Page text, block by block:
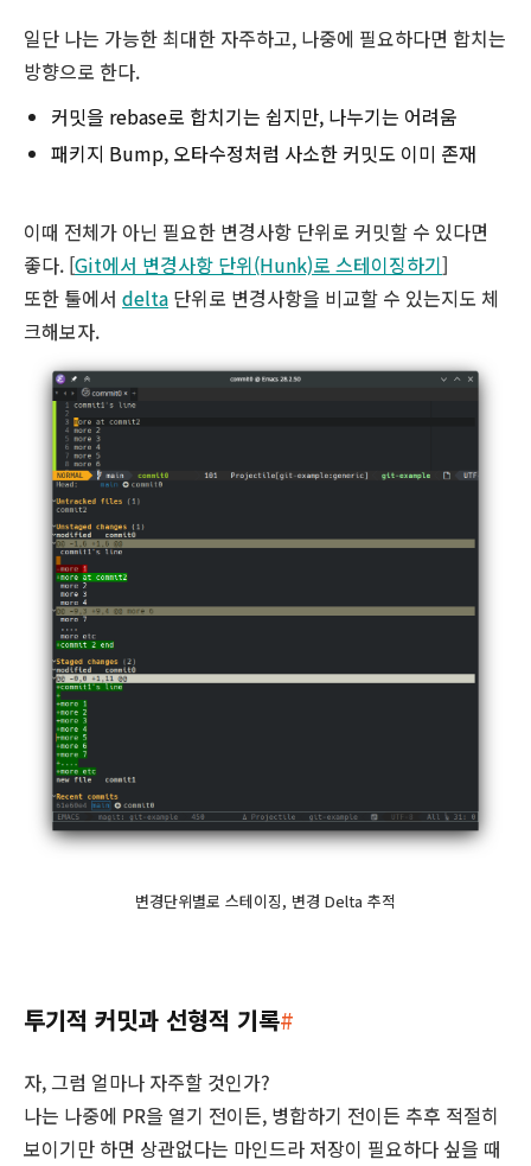
일단 나는 가능한 최대한 자주하고, 나중에 필요하다면 합치는
방향으로 한다.
커밋을 rebase로 합치기는 쉽지만, 나누기는 어려움
패키지 Bump, 오타수정처럼 사소한 커밋도 이미 존재
이때 전체가 아닌 필요한 변경사항 단위로 커밋할 수 있다면
좋다. [Git에서 변경사항 단위(Hunk)로 스테이징하기]
또한 툴에서 delta 단위로 변경사항을 비교할 수 있는지도 체
크해보자.
변경단위별로 스테이징, 변경 Delta 추적
투기적 커밋과 선형적 기록#
자, 그럼 얼마나 자주할 것인가?
나는 나중에 PR을 열기 전이든, 병합하기 전이든 추후 적절히
보이기만 하면 상관없다는 마인드라 저장이 필요하다 싶을 때